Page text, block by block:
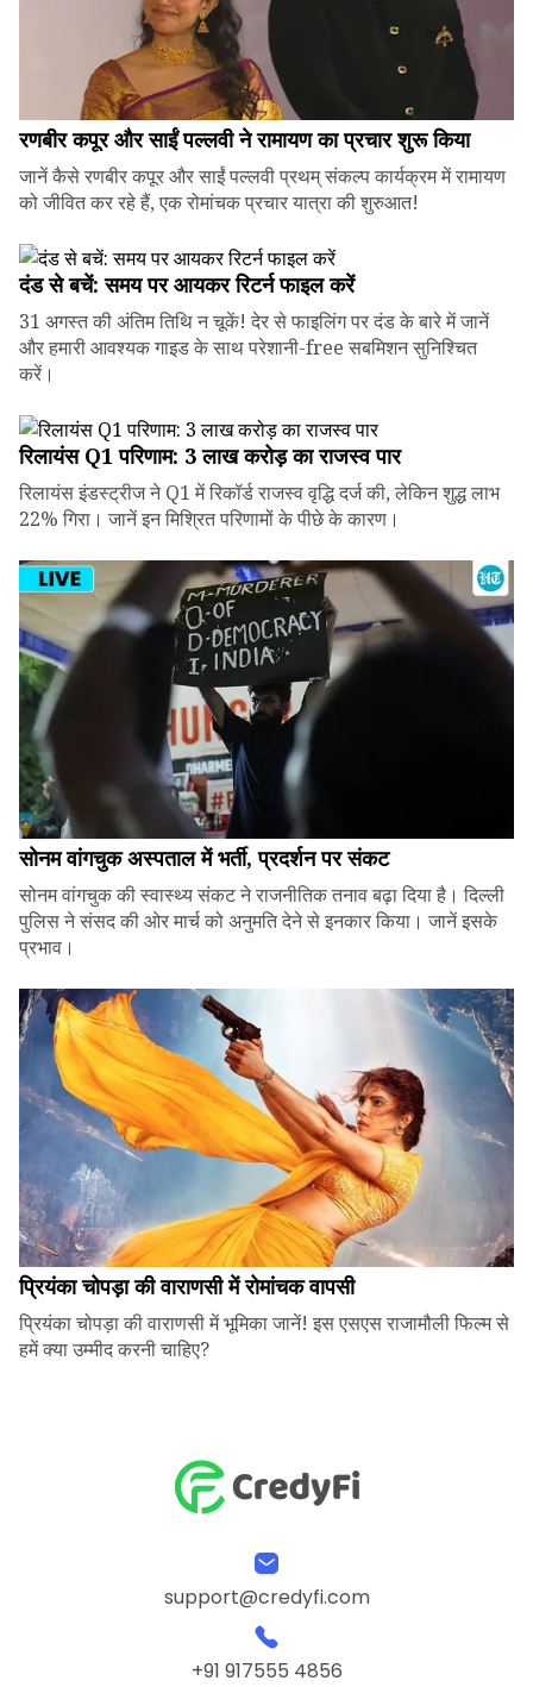
रणबीर कपूर और साईं पल्लवी ने रामायण का प्रचार शुरू किया
जानें कैसे रणबीर कपूर और साईं पल्लवी प्रथम् संकल्प कार्यक्रम में रामायण
को जीवित कर रहे हैं, एक रोमांचक प्रचार यात्रा की शुरुआत!
दंड से बचें: समय पर आयकर रिटर्न फाइल करें
31 अगस्त की अंतिम तिथि न चूकें! देर से फाइलिंग पर दंड के बारे में जानें
और हमारी आवश्यक गाइड के साथ परेशानी-free सबमिशन सुनिश्चित
करें।
रिलायंस Q1 परिणाम: ₹3 लाख करोड़ का राजस्व पार
रिलायंस इंडस्ट्रीज ने Q1 में रिकॉर्ड राजस्व वृद्धि दर्ज की, लेकिन शुद्ध लाभ
22% गिरा। जानें इन मिश्रित परिणामों के पीछे के कारण।
सोनम वांगचुक अस्पताल में भर्ती, प्रदर्शन पर संकट
सोनम वांगचुक की स्वास्थ्य संकट ने राजनीतिक तनाव बढ़ा दिया है। दिल्ली
पुलिस ने संसद की ओर मार्च को अनुमति देने से इनकार किया। जानें इसके
प्रभाव।
प्रियंका चोपड़ा की वाराणसी में रोमांचक वापसी
प्रियंका चोपड़ा की वाराणसी में भूमिका जानें! इस एसएस राजामौली फिल्म से
हमें क्या उम्मीद करनी चाहिए?
support@credyfi.com
+91 917555 4856